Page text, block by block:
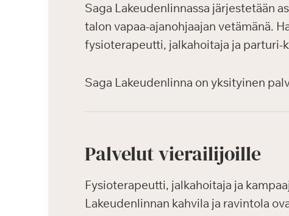
Saga Lakeudenlinnassa järjestetään
talon vapaa-ajanohjaajan vetämänä.
fysioterapeutti, jalkahoitaja ja parturi-
Saga Lakeudenlinna on yksityinen
Palvelut vierailijoille
Fysioterapeutti, jalkahoitaja ja
Lakeudenlinnan kahvila ja ravintola